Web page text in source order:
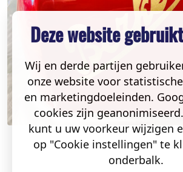
Deze website
Wij en derde partijen
onze website voor
en marketingdoeleinden.
cookies zijn
kunt u uw voorkeur wijzigen
op "Cookie instellingen" te
onderbalk.